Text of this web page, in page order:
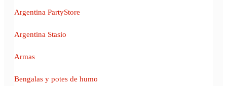
Argentina PartyStore
Argentina Stasio
Armas
Bengalas y potes de humo